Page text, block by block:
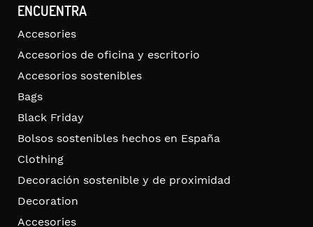
ENCUENTRA
Accesories
Accesorios de oficina y escritorio
Accesorios sostenibles
Bags
Black Friday
Bolsos sostenibles hechos en España
Clothing
Decoración sostenible y de proximidad
Decoration
Accesories